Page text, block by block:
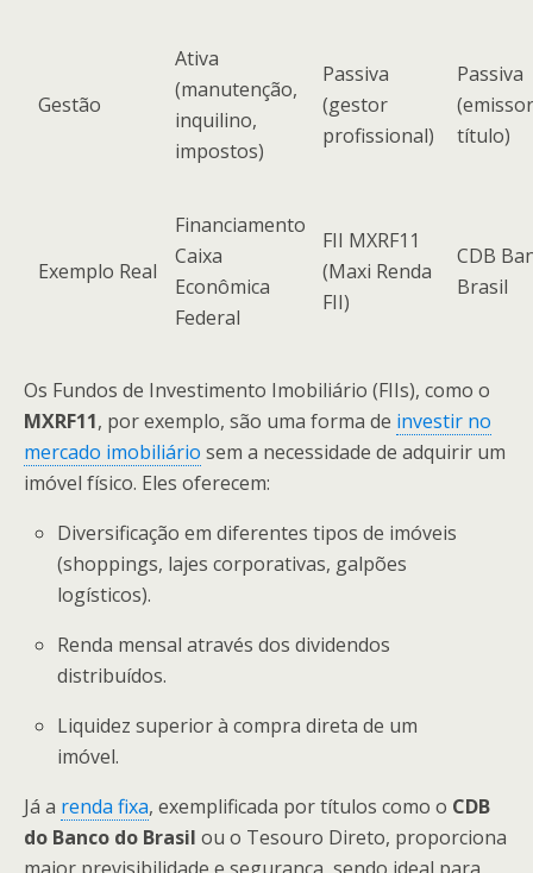
Gestão
Ativa
(manutenção,
inquilino,
impostos)
Passiva
(gestor
profissional)
Passiva
título)
Exemplo Real
Financiamento
Caixa
Econômica
Federal
FII MXRF11
(Maxi Renda
FII)
CDB
Brasil
Os Fundos de Investimento Imobiliário (FIIs), como o
MXRF11, por exemplo, são uma forma de investir no
mercado imobiliário sem a necessidade de adquirir um
imóvel físico. Eles oferecem:
Diversificação em diferentes tipos de imóveis
(shoppings, lajes corporativas, galpões
logísticos).
Renda mensal através dos dividendos
distribuídos.
Liquidez superior à compra direta de um
imóvel.
Já a renda fixa, exemplificada por títulos como o CDB
do Banco do Brasil ou o Tesouro Direto, proporciona